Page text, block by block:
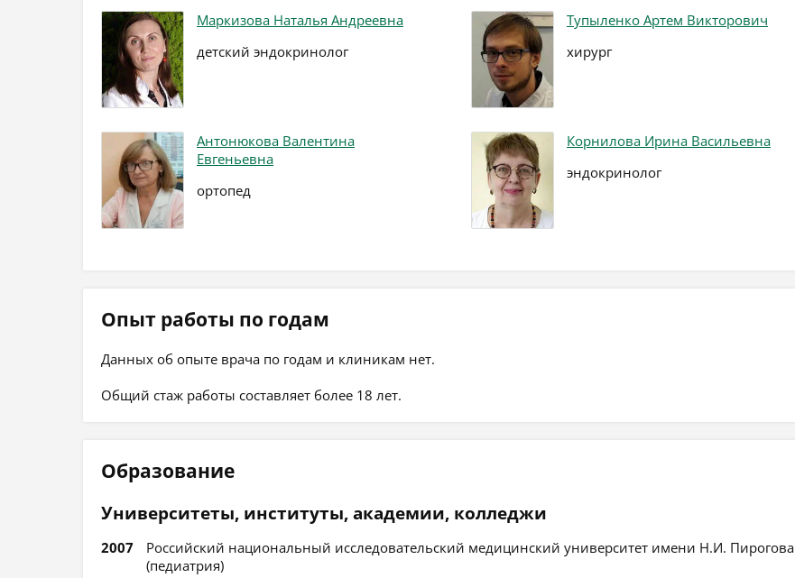
Маркизова Наталья Андреевна
детский эндокринолог
Тупыленко Артем Викторович
хирург
Антонюкова Валентина
Евгеньевна
ортопед
Корнилова Ирина Васильевна
эндокринолог
Опыт работы по годам
Данных об опыте врача по годам и клиникам нет.
Общий стаж работы составляет более 18 лет.
Образование
Университеты, институты, академии, колледжи
2007
Российский национальный исследовательский медицинский университет имени Н.И. Пирогова
(педиатрия)